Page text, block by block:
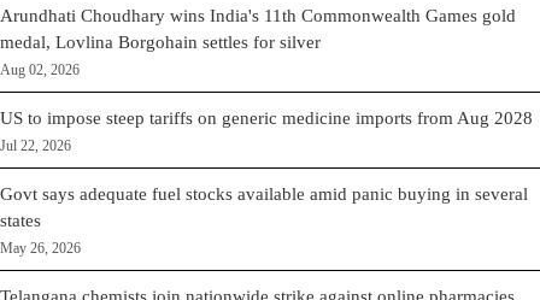
Arundhati Choudhary wins India's 11th Commonwealth Games gold
medal, Lovlina Borgohain settles for silver
Aug 02, 2026
US to impose steep tariffs on generic medicine imports from Aug 2028
Jul 22, 2026
Govt says adequate fuel stocks available amid panic buying in several
states
May 26, 2026